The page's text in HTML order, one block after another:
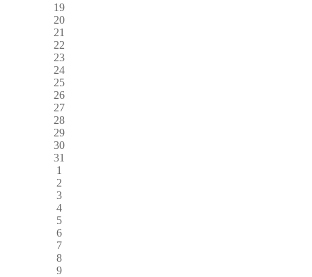
19
20
21
22
23
24
25
26
27
28
29
30
31
1
2
3
4
5
6
7
8
9